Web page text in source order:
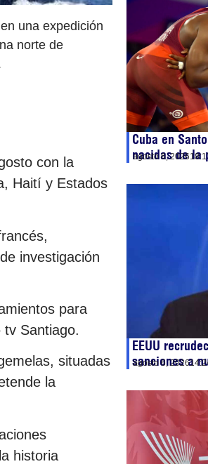
una expedición
norte de
con la
Haití y Estados
investigación
para
Santiago.
situadas
la
historia
Cuba en
nacidas de la
agosto 6, 2026
EEUU
sanciones a
agosto 6, 2026